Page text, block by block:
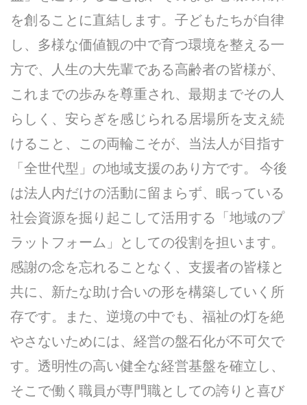
を創ることに直結します。子どもたちが自律
し、多様な価値観の中で育つ環境を整える一
方で、人生の大先輩である高齢者の皆様が、
これまでの歩みを尊重され、最期までその人
らしく、安らぎを感じられる居場所を支え続
けること、この両輪こそが、当法人が目指す
「全世代型」の地域支援のあり方です。 今後
は法人内だけの活動に留まらず、眠っている
社会資源を掘り起こして活用する「地域のプ
ラットフォーム」としての役割を担います。
感謝の念を忘れることなく、支援者の皆様と
共に、新たな助け合いの形を構築していく所
存です。また、逆境の中でも、福祉の灯を絶
やさないためには、経営の盤石化が不可欠で
す。透明性の高い健全な経営基盤を確立し、
そこで働く職員が専門職としての誇りと喜び